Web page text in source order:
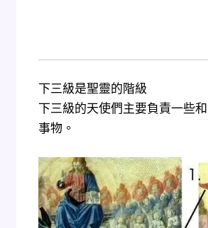
下三級是聖靈的階級
下三級的天使們主要負責一些
事物。